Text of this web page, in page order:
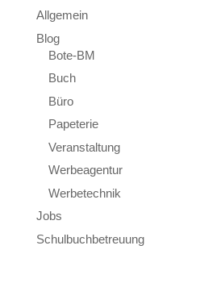
Allgemein
Blog
Bote-BM
Buch
Büro
Papeterie
Veranstaltung
Werbeagentur
Werbetechnik
Jobs
Schulbuchbetreuung